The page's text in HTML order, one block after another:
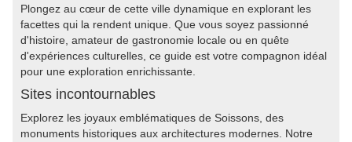
Plongez au cœur de cette ville dynamique en explorant les
facettes qui la rendent unique. Que vous soyez passionné
d'histoire, amateur de gastronomie locale ou en quête
d'expériences culturelles, ce guide est votre compagnon idéal
pour une exploration enrichissante.
Sites incontournables
Explorez les joyaux emblématiques de Soissons, des
monuments historiques aux architectures modernes. Notre